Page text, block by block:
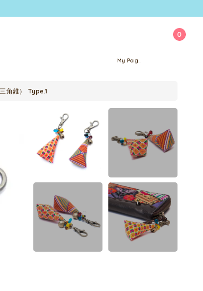
0
My Page
角錐） Type.1